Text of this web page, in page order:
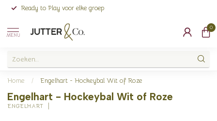
Ready to Play voor elke groep
MENU
0
Home / Engelhart - Hockeybal Wit of Roze
Engelhart - Hockeybal Wit of Roze
ENGELHART